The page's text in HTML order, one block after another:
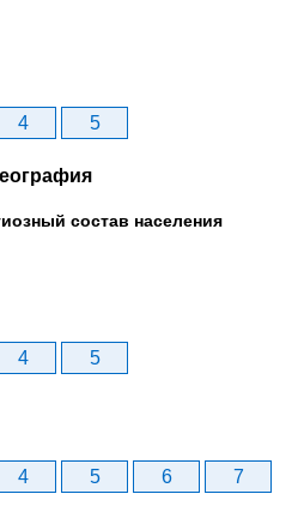
4 5
состав населения
4 5
4 5 6 7